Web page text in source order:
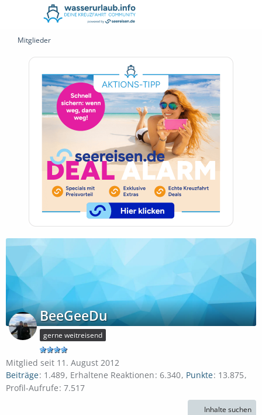
Mitglieder
BeeGeeDu
gerne weitreisend
Mitglied seit 11. August 2012
Beiträge 1.489 Erhaltene Reaktionen 6.340 Punkte 13.875
Profil-Aufrufe 7.517
Inhalte suchen